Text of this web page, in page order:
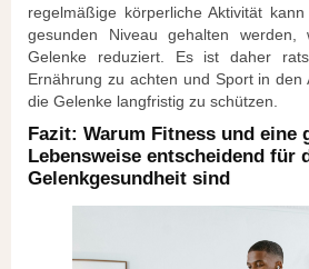
regelmäßige körperliche Aktivität
gesunden Niveau gehalten
Gelenke reduziert. Es ist daher
Ernährung zu achten und Sport in den
die Gelenke langfristig zu schützen.
Fazit: Warum Fitness und eine
Lebensweise entscheidend für
Gelenkgesundheit sind